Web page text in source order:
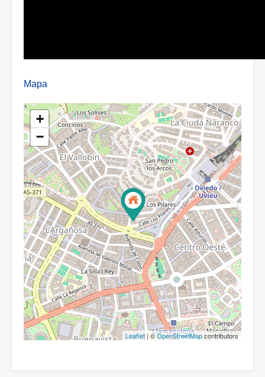
Mapa
+
−
Leaflet | ©OpenStreetMapcontributors